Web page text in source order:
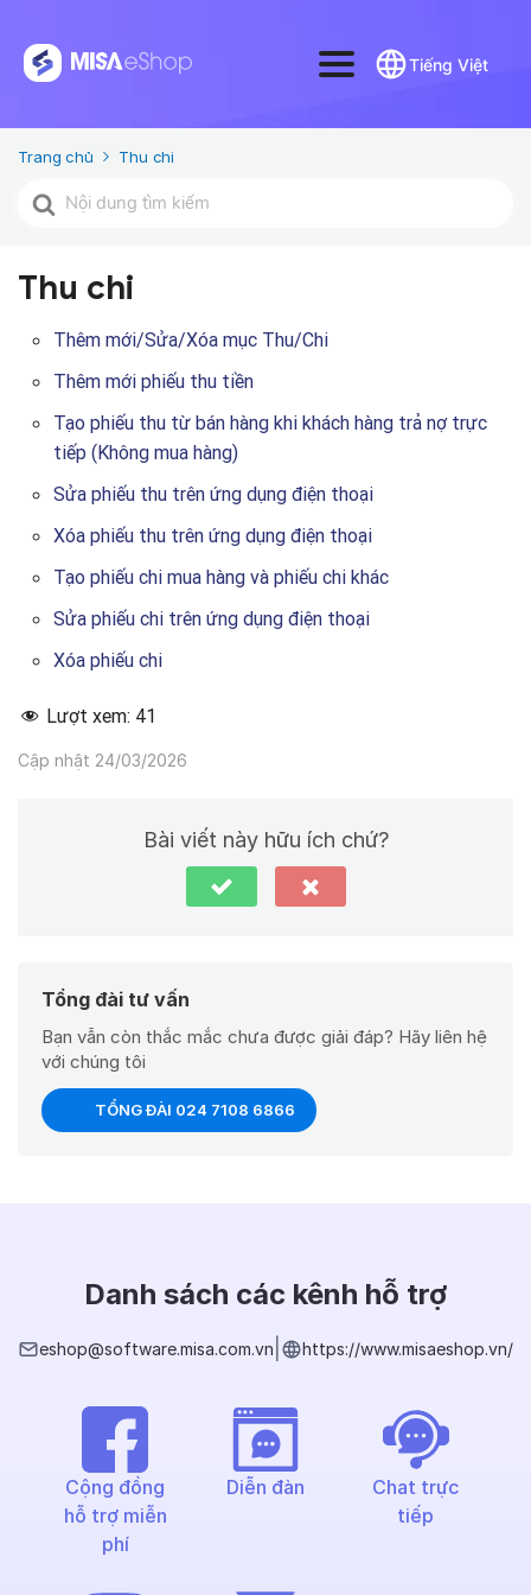
Tiếng Việt
Trang chủ Thu chi
Tìm
kiếm
Thu chi
Thêm mới/Sửa/Xóa mục Thu/Chi
Thêm mới phiếu thu tiền
Tạo phiếu thu từ bán hàng khi khách hàng trả nợ trực
tiếp (Không mua hàng)
Sửa phiếu thu trên ứng dụng điện thoại
Xóa phiếu thu trên ứng dụng điện thoại
Tạo phiếu chi mua hàng và phiếu chi khác
Sửa phiếu chi trên ứng dụng điện thoại
Xóa phiếu chi
Lượt xem: 41
Cập nhật 24/03/2026
Bài viết này hữu ích chứ?
Tổng đài tư vấn
Bạn vẫn còn thắc mắc chưa được giải đáp? Hãy liên hệ
với chúng tôi
TỔNG ĐÀI 024 7108 6866
Danh sách các kênh hỗ trợ
eshop@software.misa.com.vn https://www.misaeshop.vn/
Cộng đồng
hỗ trợ miễn
phí
Diễn đàn
Chat trực
tiếp